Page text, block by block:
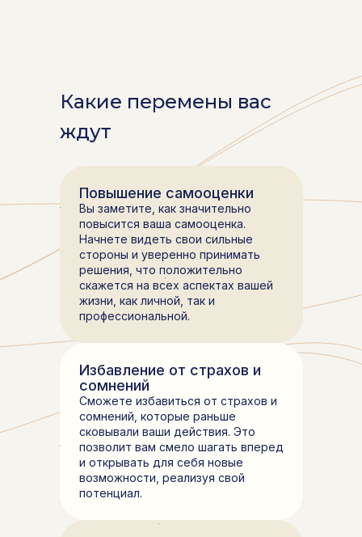
Повышение самооценки
Вы заметите, как значительно
повысится ваша самооценка.
Начнете видеть свои сильные
стороны и уверенно принимать
решения, что положительно
скажется на всех аспектах вашей
жизни, как личной, так и
профессиональной.
Избавление от страхов и
сомнений
Сможете избавиться от страхов и
сомнений, которые раньше
сковывали ваши действия. Это
позволит вам смело шагать вперед
и открывать для себя новые
возможности, реализуя свой
потенциал.
Какие перемены вас
ждут